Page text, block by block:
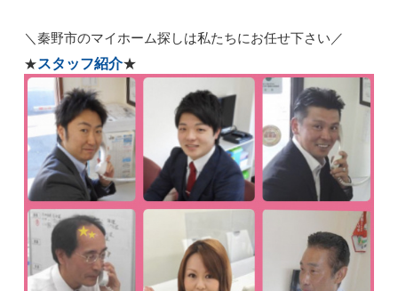
＼ 秦野市のマイホーム探しは私たちにお任せ下さい／
★スタッフ紹介★